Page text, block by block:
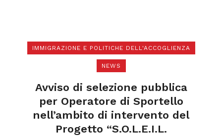
IMMIGRAZIONE E POLITICHE DELL'ACCOGLIENZA
NEWS
Avviso di selezione pubblica
per Operatore di Sportello
nell’ambito di intervento del
Progetto “S.O.L.E.I.L.